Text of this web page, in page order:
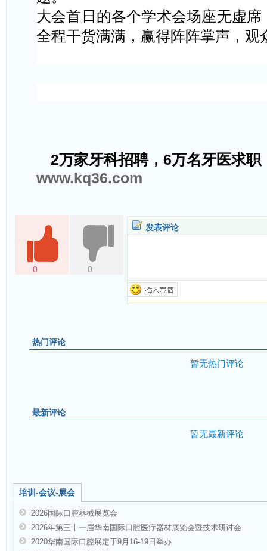
大会首日的各个学术会场座无虚
全程干货满满，赢得阵阵掌声，观
2万家牙科招聘，6万名牙医求
www.kq36.com
0 0
发表评论
热门评论
暂无热门评论
最新评论
暂无最新评论
培训-会议-展会
2026国际口腔器械展览会
2026年第三十一届华南国际口腔医疗器材展览会暨技术研讨会
2020华南国际口腔展定于9月16-19日举办